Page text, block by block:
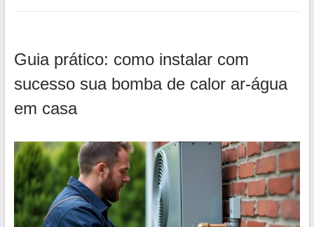
Guia prático: como instalar com
sucesso sua bomba de calor ar-água
em casa